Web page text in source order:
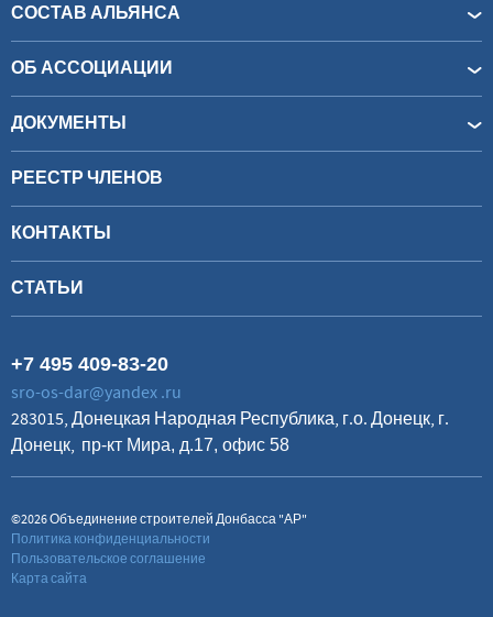
СОСТАВ АЛЬЯНСА
ОБ АССОЦИАЦИИ
ДОКУМЕНТЫ
РЕЕСТР ЧЛЕНОВ
КОНТАКТЫ
СТАТЬИ
+7 495 409-83-20
sro-os-dar@yandex .ru
283015, Донецкая Народная Республика, г.о. Донецк, г.
Донецк, пр-кт Мира, д.17, офис 58
©2026 Объединение строителей Донбасса "АР"
Политика конфиденциальности
Пользовательское соглашение
Карта сайта